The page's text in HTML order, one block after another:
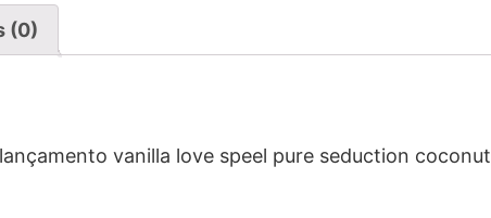
(0)
vanilla love speel pure seduction coconut